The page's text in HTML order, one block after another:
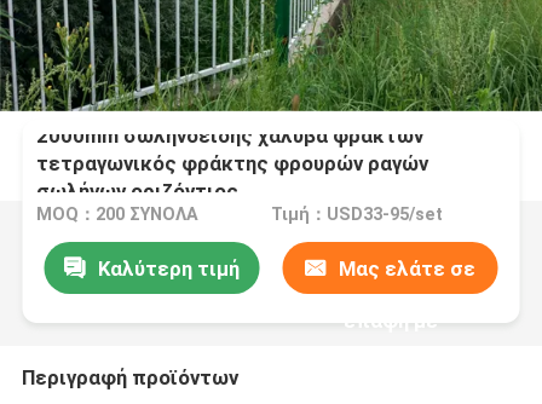
2000mm σωληνοειδής χάλυβα φρακτών
τετραγωνικός φράκτης φρουρών ραγών
σωλήνων οριζόντιος
MOQ：200 ΣΥΝΟΛΑ Τιμή：USD33-95/set
Καλύτερη τιμή Μας ελάτε σε
επαφή με
Περιγραφή προϊόντων